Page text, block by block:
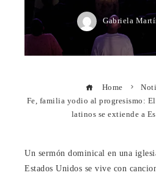
Gabriela
Home
Fe, familia yodio al progresismo:
latinos se extiende a
Un sermón dominical en una
Estados Unidos se vive con